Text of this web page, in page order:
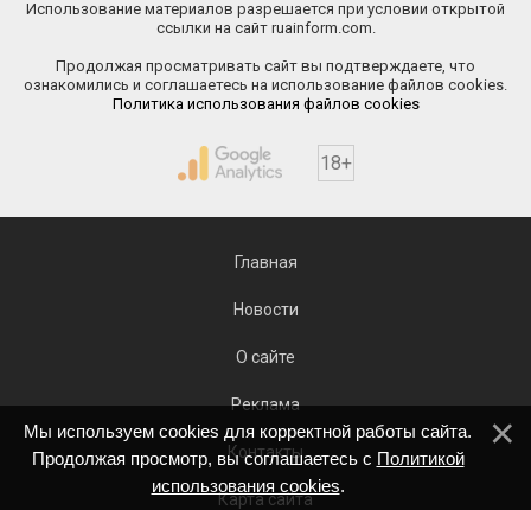
Использование материалов разрешается при условии открытой
ссылки на сайт ruainform.com.
Продолжая просматривать сайт вы подтверждаете, что
ознакомились и соглашаетесь на использование файлов cookies.
Политика использования файлов cookies
18+
Главная
Новости
О сайте
Реклама
Контакты
Карта сайта
Мы используем cookies для корректной работы сайта.
Продолжая просмотр, вы соглашаетесь с Политикой
использования cookies.